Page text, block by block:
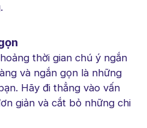
thời gian chú ý ngắn
và ngắn gọn là những
Hãy đi thẳng vào vấn
giản và cắt bỏ những chi